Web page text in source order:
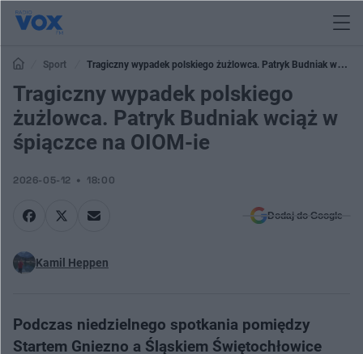
Sport
Tragiczny wypadek polskiego żużlowca. Patryk Budniak wciąż
w śpiączce na OIOM-ie
Tragiczny wypadek polskiego
żużlowca. Patryk Budniak wciąż w
śpiączce na OIOM-ie
2026-05-12 18:00
Dodaj do Google
Kamil Heppen
Podczas niedzielnego spotkania pomiędzy
Startem Gniezno a Śląskiem Świętochłowice